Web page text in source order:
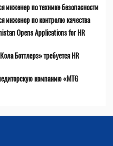
инженер по технике безопасности
инженер по контролю качества
Opens Applications for HR
Боттлерз» требуется HR
компанию «MTG